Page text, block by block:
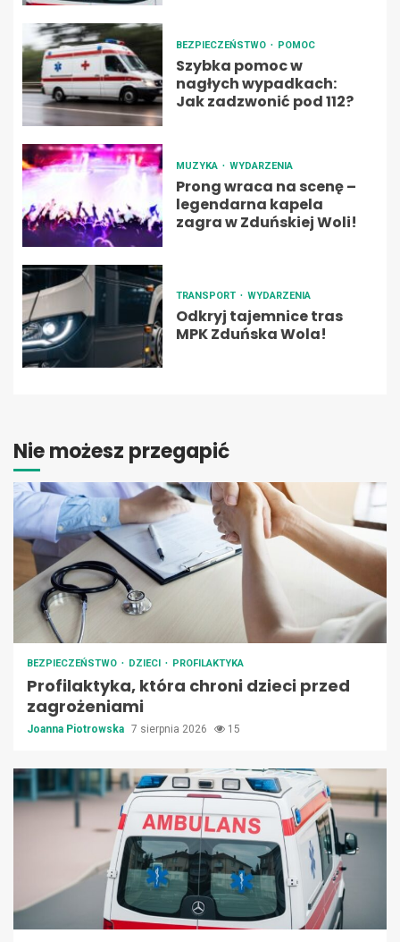
BEZPIECZEŃSTWO POMOC
Szybka pomoc w
nagłych wypadkach:
Jak zadzwonić pod 112?
MUZYKA WYDARZENIA
Prong wraca na scenę –
legendarna kapela
zagra w Zduńskiej Woli!
TRANSPORT WYDARZENIA
Odkryj tajemnice tras
MPK Zduńska Wola!
Nie możesz przegapić
BEZPIECZEŃSTWO DZIECI PROFILAKTYKA
Profilaktyka, która chroni dzieci przed
zagrożeniami
Joanna Piotrowska 7 sierpnia 2026 15